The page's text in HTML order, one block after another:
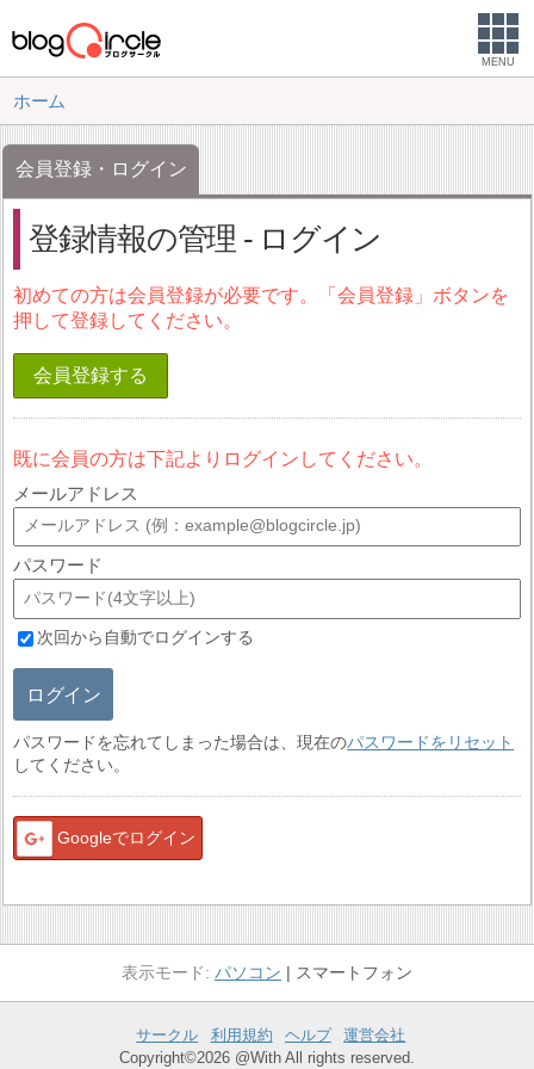
MENU
ホーム
会員登録・ログイン
登録情報の管理 - ログイン
初めての方は会員登録が必要です。「会員登録」ボタンを
押して登録してください。
会員登録する
既に会員の方は下記よりログインしてください。
メールアドレス
パスワード
次回から自動でログインする
ログイン
パスワードを忘れてしまった場合は、現在のパスワードをリセット
してください。
Googleでログイン
パソコン スマートフォン
サークル 利用規約 ヘルプ
運営会社
Copyright©2026 @With All rights reserved.